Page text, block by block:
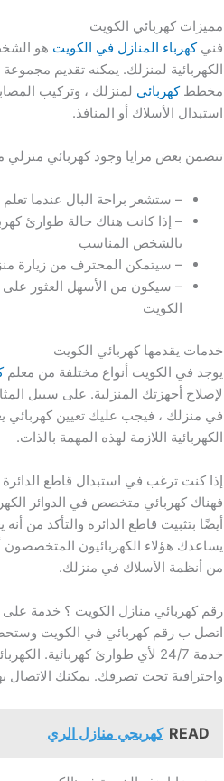
مميزات كهربائي الكويت
فني كهرباء المنازل في الكويت هو
الكهربائية لمنزلك. يمكنه تقديم
مخططكهربائي لمنزلك ، وتركيب
استبدال الأسلاك أو المنافذ.
تتضمن بعض مزايا وجود كهربائي منزلي
– ستشعر براحة البال عندما
– إذا كانت هناك حالة طوارئ
بالشخص المناسب
– سيتمكن المحترف من زيارة
– سيكون من الأسهل العثور
الكويت
خدمات يقدمها كهربائي الكويت
يوجد في الكويت أنواع مختلفة من معلم
لإصلاح أجهزتك المنزلية. على سبيل
في منزلك ، فيجب عليك تعيين كهربائي
الكهربائية اللازمة لهذه المهمة بالذات.
إذا كنت ترغب في استبدال قاطع
فهناك كهربائي متخصص في الدوائر
أيضًا بتثبيت قاطع الدائرة والتأكد من
يساعدك هؤلاء الكهربائيون المتخصصون
من أنظمة الأسلاك في منزلك.
رقم كهربائي منازل الكويت ؟ خدمة على
اتصل ب رقم كهربائي في الكويت
خدمة 24/7 لأي طوارئ كهربائية.
واحترافية تحت تصرفك. يمكنك
READ كهربجي منازل الري